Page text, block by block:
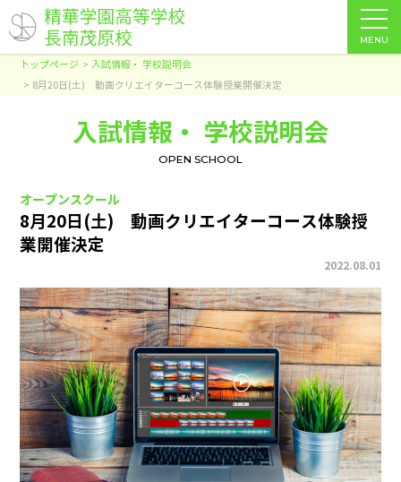
MENU
トップページ
入試情報・ 学校説明会
8月20日(土) 動画クリエイターコース体験授業開催決定
入試情報・ 学校説明会
OPEN SCHOOL
オープンスクール
8月20日(土) 動画クリエイターコース体験授
業開催決定
2022.08.01